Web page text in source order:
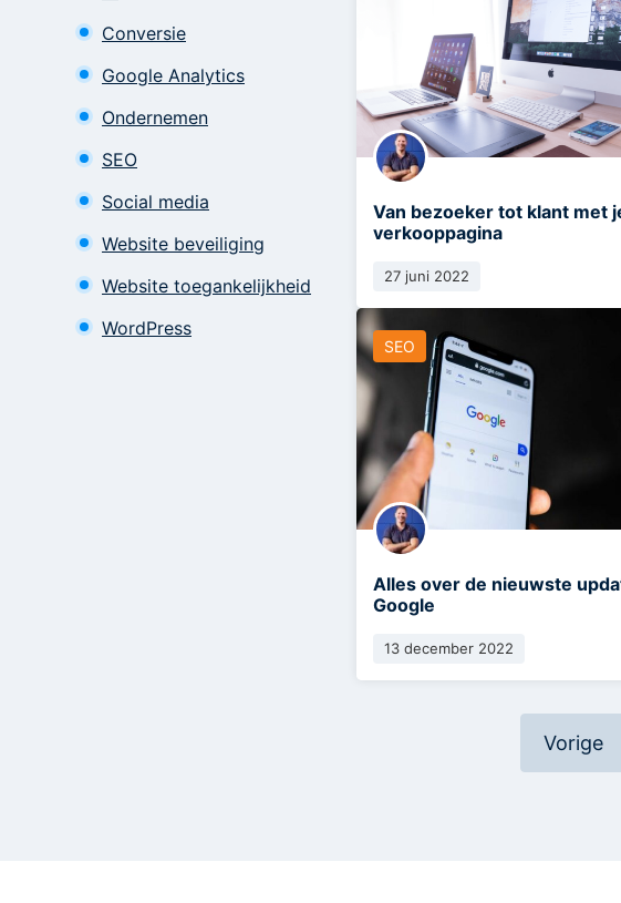
Conversie
Google Analytics
Ondernemen
SEO
Social media
Website beveiliging
Website toegankelijkheid
WordPress
Van bezoeker tot klant met
verkooppagina
27 juni 2022
SEO
Alles over de nieuwste
Google
13 december 2022
Vorige